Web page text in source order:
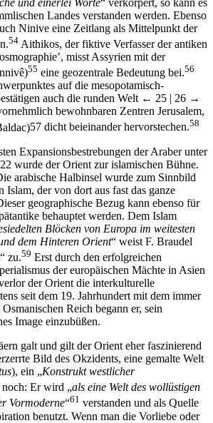
Ninive eine Zeitlang als Mittelpunkt der
54 Aithikos, der fiktive Verfasser der antiken
misst Assyrien mit der
55eine geozentrale Bedeutung bei.
auf die mesopotamisch-
auch die runden Welt← 25 |
bewohnbaren Zentren Jerusalem,
57dicht beieinander hervorstechen.58
wurde der Orient zur islamischen Bühne.
arabische Halbinsel wurde zum Sinnbild
Islam, der von dort aus fast das ganze
geographische Bezug kann ebenso für
behauptet werden. Dem Islam
Blöcken von Europa im weitesten
dem Hinteren Orient“ weist F. Braudel
“ zu.59Erst durch den erfolgreichen
der europäischen Mächte in Asien
der Orient die interkulturelle
seit dem 19. Jahrhundert mit dem immer
Reich begann er, sein
Image einzubüßen.
Bild des Okzidents, eine gemalte Welt
), ein „Konstrukt westlicher
Er wird „als eine Welt des wollüstigen
Vormoderne “ 61verstanden und als Quelle
benutzt. Wenn man die Vorliebe oder
das Interesse für den Orient mit Edward